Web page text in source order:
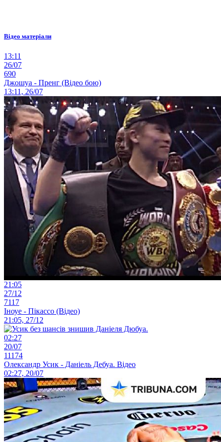
Відео матеріали
13:11
26/07
690
Джошуа - Пренг (Відео бою)
13:11, 26/07
21:05
27/12
7117
Іноуе - Пікассо (Відео)
21:05, 27/12
02:27
20/07
11174
Олександр Усик - Даніель Дебуа. Відео
02:27, 20/07